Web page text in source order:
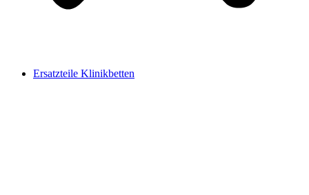
Ersatzteile Klinikbetten